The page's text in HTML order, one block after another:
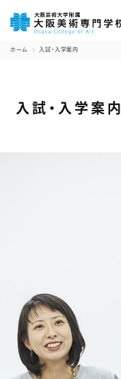
ホーム 入試・入学案内
入試・入学案内